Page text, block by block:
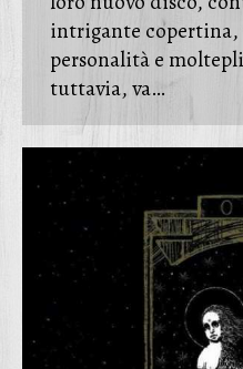
intrigante copertina,
personalità e
tuttavia, va…